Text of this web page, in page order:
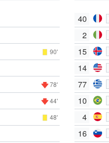
90'
78'
44'
48'
40
2
15
14
77
10
4
16